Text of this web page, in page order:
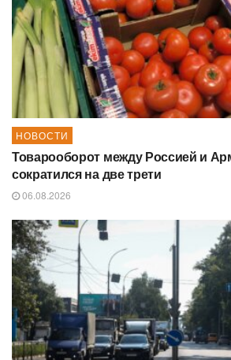
НОВОСТИ
Товарооборот между Россией и
сократился на две трети
06.08.2026